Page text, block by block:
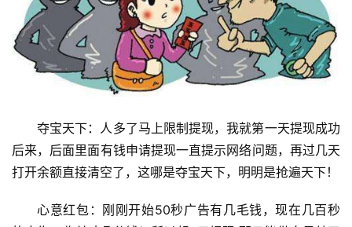
夺宝天下：人多了马上限制提现，我就第一天提现成功
后来，后面里面有钱申请提现一直提示网络问题，再过几天
打开余额直接清空了，这哪是夺宝天下，明明是抢遍天下！
心意红包：刚刚开始50秒广告有几毛钱，现在几百秒